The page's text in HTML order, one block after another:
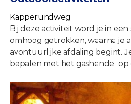
Kapperundweg
Bij deze activiteit word je in een
omhoog getrokken, waarna je
avontuurlijke afdaling begint.
bepalen met het gashendel op